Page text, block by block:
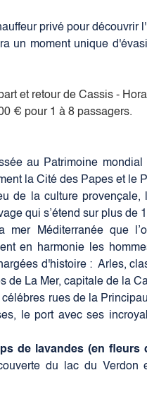
privé pour découvrir
un moment unique
et retour de Cassis -
€ pour 1 à 8 passagers.
au Patrimoine
la Cité des Papes et le
de la culture
qui s’étend sur plus de
mer Méditerranée que
en harmonie les
d'histoire : Arles,
de La Mer, capitale de la
rues de la
le port avec ses
de lavandes (en
du lac du Verdon